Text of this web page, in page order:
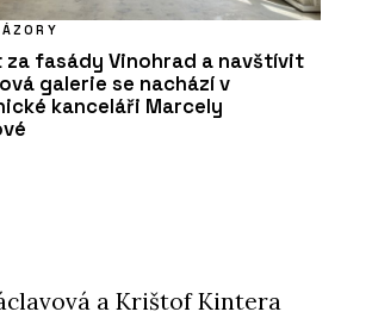
za fasády Vinohrad a navštívit
galerie se nachází v
kanceláři Marcely
a Krištof Kintera